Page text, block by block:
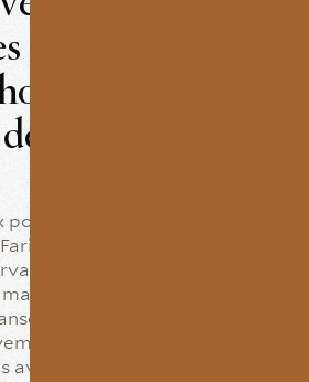
idéale pour les
l’une des salles les plus
Autrefois, elle abritait
à tamiser les sous-
étaient surnommées
en référence à
de leurs pièces; ce nom
voulu le conserver.